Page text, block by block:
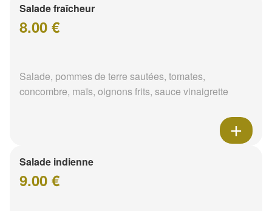
Salade fraîcheur
8.00 €
Salade, pommes de terre sautées, tomates,
concombre, maïs, oignons frits, sauce vinaigrette
Salade indienne
9.00 €